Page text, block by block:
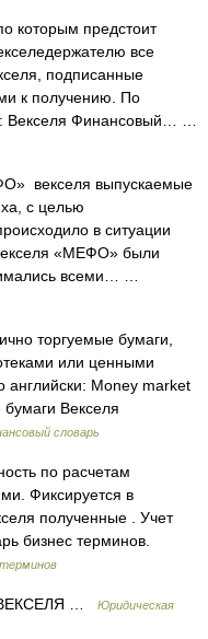
которым предстоит
все
подписанные
к получению. По
Векселя Финансовый… …
векселя выпускаемые
с целью
в ситуации
«МЕФО» были
всеми… …
торгуемые бумаги,
или ценными
английски: Money market
Векселя
словарь
по расчетам
Фиксируется в
полученные . Учет
бизнес терминов.
…
Юридическая